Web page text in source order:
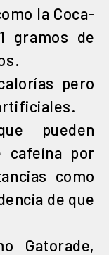
la Coca-
gramos de
pero
pueden
cafeína por
como
de que
Gatorade,